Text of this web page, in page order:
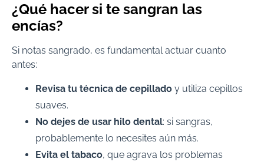
¿Qué hacer si te sangran las
encías?
Si notas sangrado, es fundamental actuar cuanto
antes:
Revisa tu técnica de cepillado y utiliza cepillos
suaves.
No dejes de usar hilo dental: si sangras,
probablemente lo necesites aún más.
Evita el tabaco, que agrava los problemas